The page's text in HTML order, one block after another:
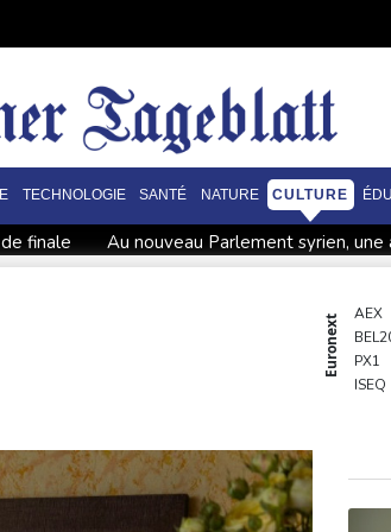
TECHNOLOGIE SANTÉ NATURE CULTURE
finale
Au nouveau Parlement syrien,
au deuxième trimestre, au plus haut
au Moyen-Orient: les dirigeants
Mineurs et réseaux sociaux: Meta
Euronext AEX
PX1
ISEQ
N150